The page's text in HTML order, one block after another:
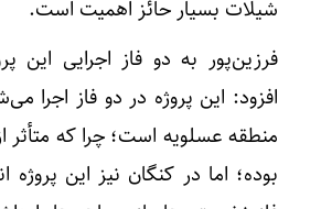
شیلات بسیار حائز اهمیت است.
فرزین‌پور به دو فاز اجرایی این
افزود: این پروژه در دو فاز اجرا
منطقه عسلویه است؛ چرا که متأثر
بوده؛ اما در کنگان نیز این